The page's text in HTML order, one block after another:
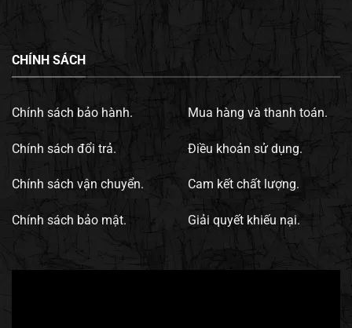
CHÍNH SÁCH
Chính sách bảo hành.
Chính sách đổi trả.
Chính sách vận chuyển.
Chính sách bảo mật.
Mua hàng và thanh toán.
Điều khoản sử dụng.
Cam kết chất lượng.
Giải quyết khiếu nại.